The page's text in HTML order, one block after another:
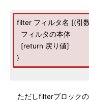
filter フィルタ名 [(引
フィルタの本体
[return 戻り値]
}
ただしfilterブロックの